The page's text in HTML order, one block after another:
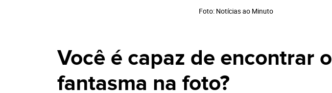
Foto: Notícias ao Minuto
Você é capaz de encontrar o
fantasma na foto?